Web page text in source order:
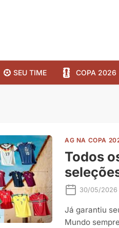
SEU TIME COPA 2026
AG NA COPA
Todos
30/05/2026
Já garantiu
Mundo